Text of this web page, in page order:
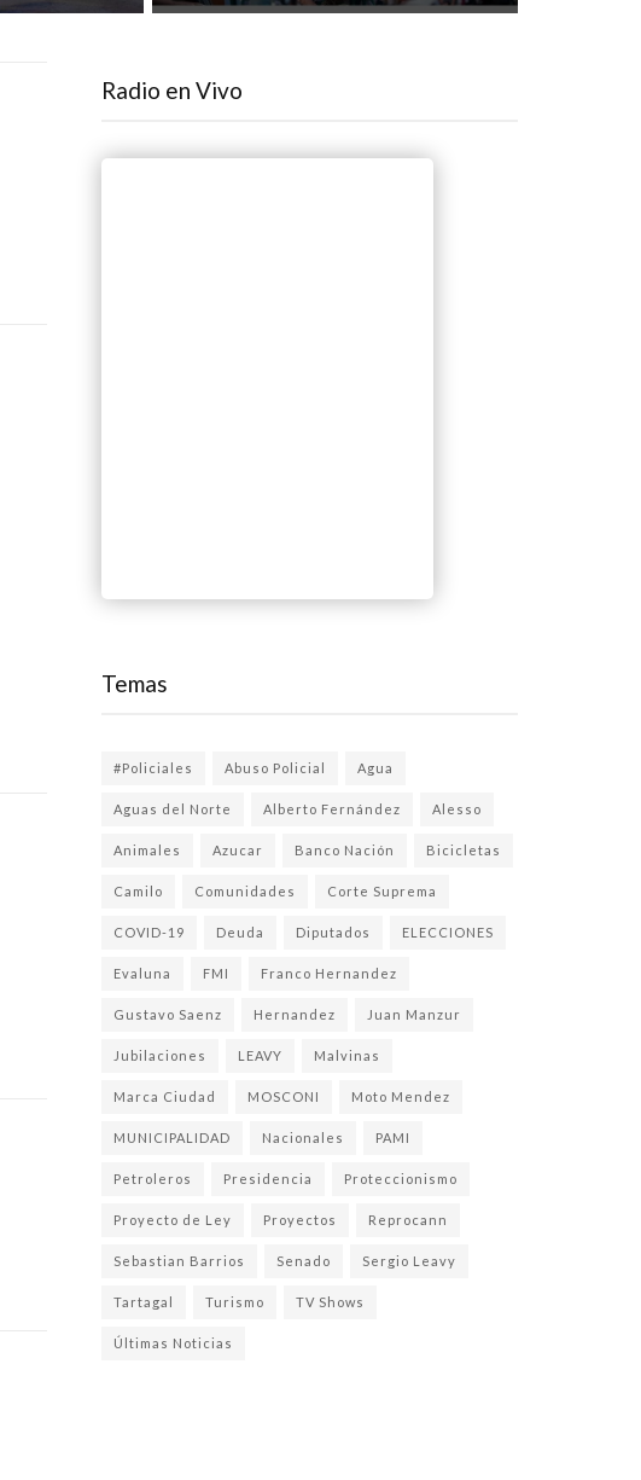
Radio en Vivo
Temas
#Policiales Abuso Policial Agua
Aguas del Norte Alberto Fernández Alesso
Animales Azucar Banco Nación Bicicletas
Camilo Comunidades Corte Suprema
COVID-19 Deuda Diputados ELECCIONES
Evaluna FMI Franco Hernandez
Gustavo Saenz Hernandez Juan Manzur
Jubilaciones LEAVY Malvinas
Marca Ciudad MOSCONI Moto Mendez
MUNICIPALIDAD Nacionales PAMI
Petroleros Presidencia Proteccionismo
Proyecto de Ley Proyectos Reprocann
Sebastian Barrios Senado Sergio Leavy
Tartagal Turismo TV Shows
Últimas Noticias